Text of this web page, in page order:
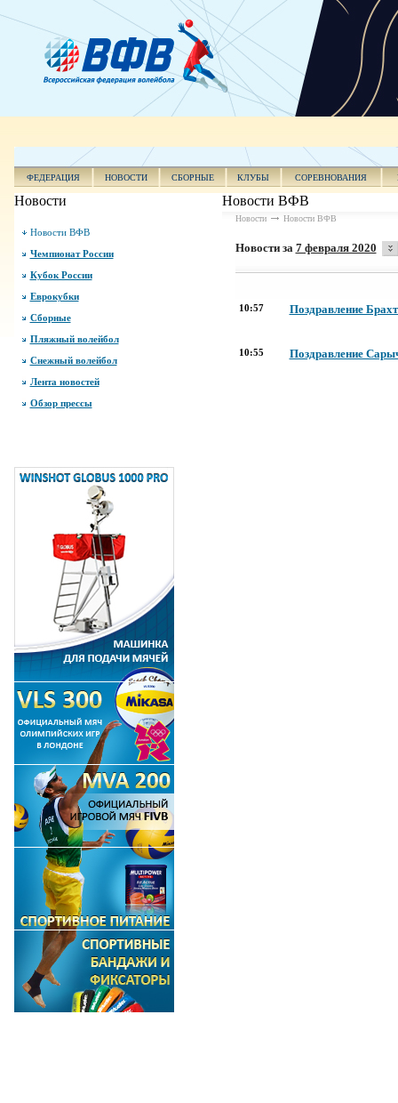
ФЕДЕРАЦИЯ НОВОСТИ СБОРНЫЕ КЛУБЫ СОРЕВНОВАНИЯ
Новости
Новости ВФВ
Чемпионат России
Кубок России
Еврокубки
Сборные
Пляжный волейбол
Снежный волейбол
Лента новостей
Обзор прессы
Новости ВФВ
Новости Новости ВФВ
Новости за 7 февраля 2020
10:57 Поздравление
10:55 Поздравление